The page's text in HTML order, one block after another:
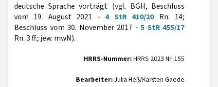
deutsche Sprache vorträgt (vgl. BGH, Beschluss
vom 19. August 2021 -4 StR 410/20Rn. 14;
Beschluss vom 30. November 2017 - 5 StR 455/17
Rn. 3 ff.; jew. mwN).
HRRS-Nummer: HRRS 2023 Nr. 155
Bearbeiter: Julia Heß/Karsten Gaede